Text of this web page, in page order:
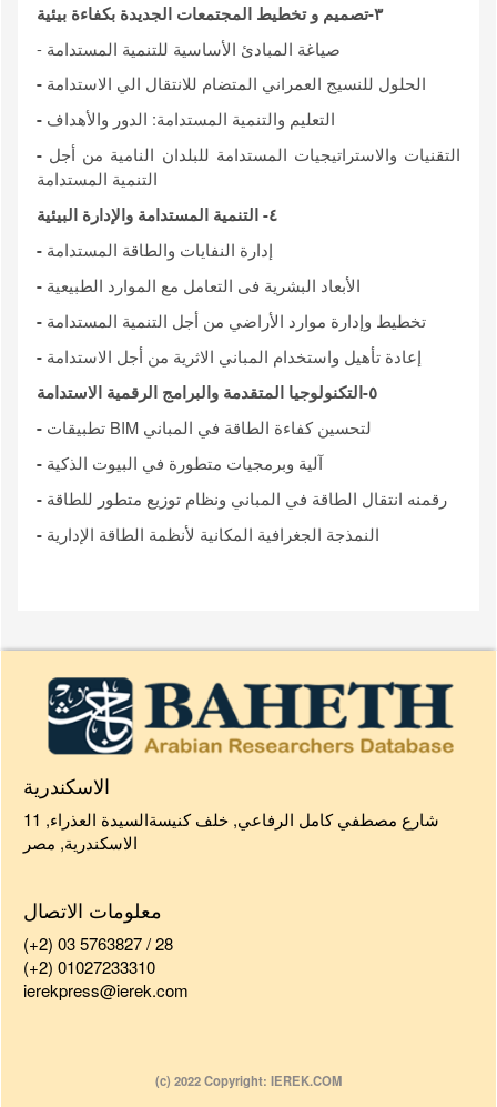
٣-تصميم و تخطيط المجتمعات الجديدة بكفاءة بيئية
- صياغة المبادئ الأساسية للتنمية المستدامة
- الحلول للنسيج العمراني المتضام للانتقال الي الاستدامة
- التعليم والتنمية المستدامة: الدور والأهداف
- التقنيات والاستراتيجيات المستدامة للبلدان النامية من أجل
التنمية المستدامة
٤-التنمية المستدامة والإدارة البيئية
- إدارة النفايات والطاقة المستدامة
- الأبعاد البشرية فى التعامل مع الموارد الطبيعية
- تخطيط وإدارة موارد الأراضي من أجل التنمية المستدامة
- إعادة تأهيل واستخدام المباني الاثرية من أجل الاستدامة
٥-التكنولوجيا المتقدمة والبرامج الرقمية الاستدامة
-
تطبيقات BIM لتحسين كفاءة الطاقة في المباني
- آلية وبرمجيات متطورة في البيوت الذكية
- رقمنه انتقال الطاقة في المباني ونظام توزيع متطور للطاقة
- النمذجة الجغرافية المكانية لأنظمة الطاقة الإدارية
الاسكندرية
11 شارع مصطفي كامل الرفاعي, خلف كنيسةالسيدة العذراء,
الاسكندرية, مصر
معلومات الاتصال
(+2) 03 5763827 / 28
(+2) 01027233310
ierekpress@ierek.com
(c) 2022 Copyright: IEREK.COM